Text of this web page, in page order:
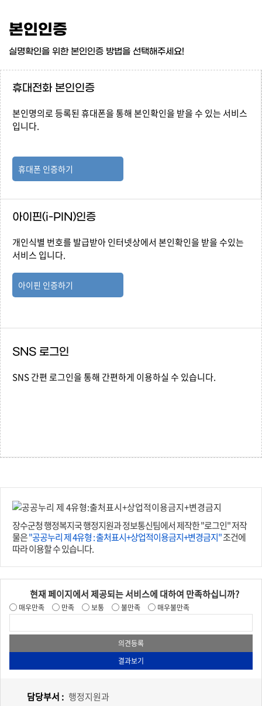
본인인증
실명확인을 위한 본인인증 방법을 선택해주세요!
휴대전화 본인인증
본인명의로 등록된 휴대폰을 통해 본인확인을 받을 수 있는 서비스
입니다.
휴대폰 인증하기
아이핀(i-PIN)인증
개인식별 번호를 발급받아 인터넷상에서 본인확인을 받을 수있는
서비스 입니다.
아이핀 인증하기
SNS 로그인
SNS 간편 로그인을 통해 간편하게 이용하실 수 있습니다.
장수군청 행정복지국 행정지원과 정보통신팀에서 제작한 "로그인" 저작
물은"공공누리 제 4유형 : 출처표시+상업적이용금지+변경금지"조건에
따라 이용할 수 있습니다.
현재 페이지에서 제공되는 서비스에 대하여 만족하십니까?
매우만족 만족 보통 불만족 매우불만족
담당부서 : 행정지원과